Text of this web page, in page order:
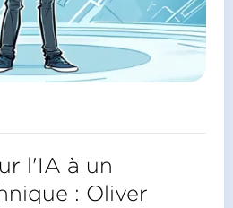
l'IA à un
: Oliver